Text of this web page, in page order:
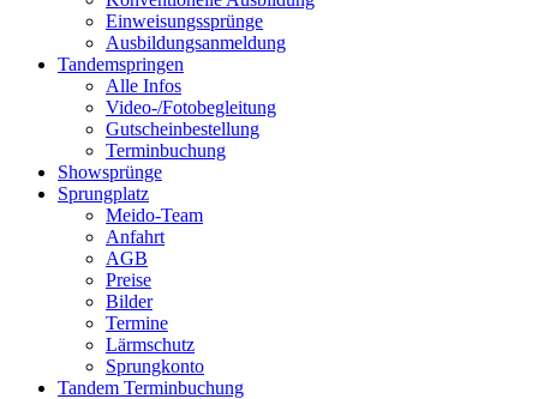
Einweisungssprünge
Ausbildungsanmeldung
Tandemspringen
Alle Infos
Video-/Fotobegleitung
Gutscheinbestellung
Terminbuchung
Showsprünge
Sprungplatz
Meido-Team
Anfahrt
AGB
Preise
Bilder
Termine
Lärmschutz
Sprungkonto
Tandem Terminbuchung